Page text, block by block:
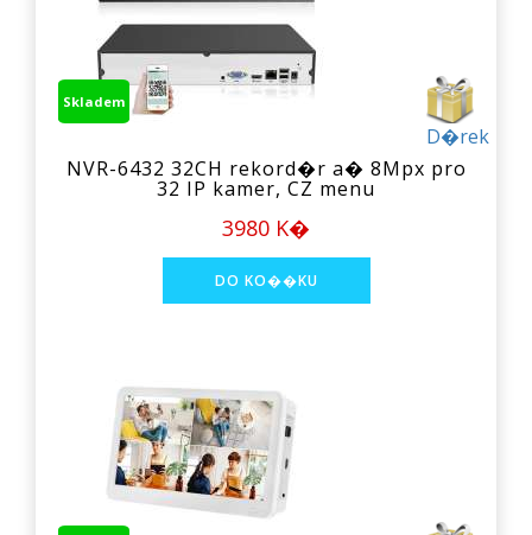
D�rek
Skladem
NVR-6432 32CH rekord�r a� 8Mpx pro
32 IP kamer, CZ menu
3980 K�